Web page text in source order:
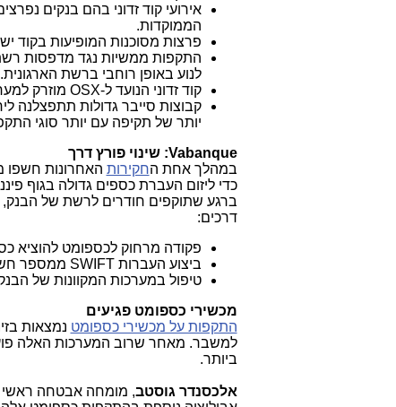
אירועי קוד זדוני בהם בנקים
הממוקדות.
פרצות מסוכנות המופיעות בקוד
התקפות ממשיות נגד מדפסות
לנוע באופן רוחבי ברשת הארגונית.
קוד זדוני הנועד ל-OSX מוזרק
קבוצות סייבר גדולות תתפצלנה
יותר של תקיפה עם יותר סוגי
Vabanque: שינוי פורץ דרך
במהלך אחת החקירות האחרונות
כדי ליזום העברת כספים גדולה בגוף
ברגע שתוקפים חודרים לרשת של
דרכים:
פקודה מרחוק לכספומט להוציא
ביצוע העברותSWIFT ממספר
טיפול במערכות המקוונות של
מכשירי כספומט פגיעים
התקפות על מכשירי כספומט נמצאות
למשבר. מאחר שרוב המערכות האלה
ביותר.
אלכסנדר גוסטב